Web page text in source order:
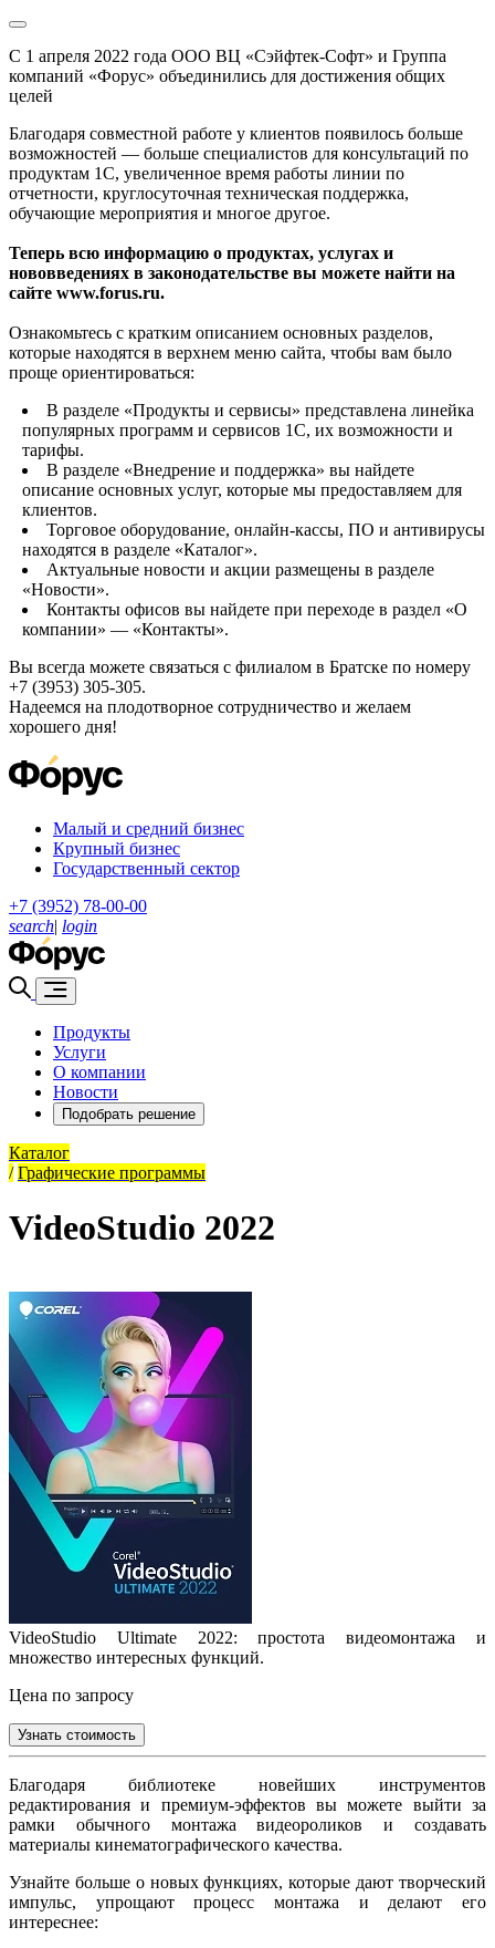
С 1 апреля 2022 года ООО ВЦ «Сэйфтек-Софт» и Группа
компаний «Форус» объединились для достижения общих
целей
Благодаря совместной работе у клиентов появилось больше
возможностей — больше специалистов для консультаций по
продуктам 1С, увеличенное время работы линии по
отчетности, круглосуточная техническая поддержка,
обучающие мероприятия и многое другое.
Теперь всю информацию о продуктах, услугах и
нововведениях в законодательстве вы можете найти на
сайте www.forus.ru.
Ознакомьтесь с кратким описанием основных разделов,
которые находятся в верхнем меню сайта, чтобы вам было
проще ориентироваться:
В разделе «Продукты и сервисы» представлена линейка
популярных программ и сервисов 1С, их возможности и
тарифы.
В разделе «Внедрение и поддержка» вы найдете
описание основных услуг, которые мы предоставляем для
клиентов.
Торговое оборудование, онлайн-кассы, ПО и антивирусы
находятся в разделе «Каталог».
Актуальные новости и акции размещены в разделе
«Новости».
Контакты офисов вы найдете при переходе в раздел «О
компании» — «Контакты».
Вы всегда можете связаться с филиалом в Братске по номеру
+7 (3953) 305-305.
Надеемся на плодотворное сотрудничество и желаем
хорошего дня!
Малый и средний бизнес
Крупный бизнес
Государственный сектор
+7 (3952) 78-00-00
search| login
Продукты
Услуги
О компании
Новости
Подобрать решение
Каталог
/ Графические программы
VideoStudio 2022
VideoStudio Ultimate 2022: простота видеомонтажа и
множество интересных функций.
Цена по запросу
Узнать стоимость
Благодаря библиотеке новейших инструментов
редактирования и премиум-эффектов вы можете выйти за
рамки обычного монтажа видеороликов и создавать
материалы кинематографического качества.
Узнайте больше о новых функциях, которые дают творческий
импульс, упрощают процесс монтажа и делают его
интереснее: